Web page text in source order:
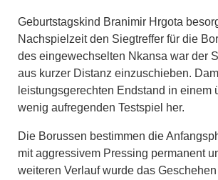
Geburtstagskind Branimir Hrgota
Nachspielzeit den Siegtreffer für die
des eingewechselten Nkansa war der
aus kurzer Distanz einzuschieben.
leistungsgerechten Endstand in einem
wenig aufregenden Testspiel her.
Die Borussen bestimmen die
mit aggressivem Pressing permanent
weiteren Verlauf wurde das